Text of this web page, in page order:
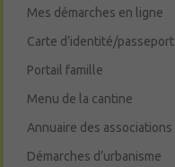
Mes démarches en ligne
Carte d’identité/passeport
Portail famille
Menu de la cantine
Annuaire des associations
Démarches d’urbanisme